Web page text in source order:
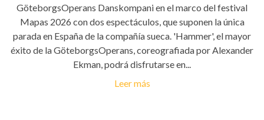
GöteborgsOperans Danskompani en el marco del festival
Mapas 2026 con dos espectáculos, que suponen la única
parada en España de la compañía sueca. 'Hammer', el mayor
éxito de la GöteborgsOperans, coreografiada por Alexander
Ekman, podrá disfrutarse en...
Leer más